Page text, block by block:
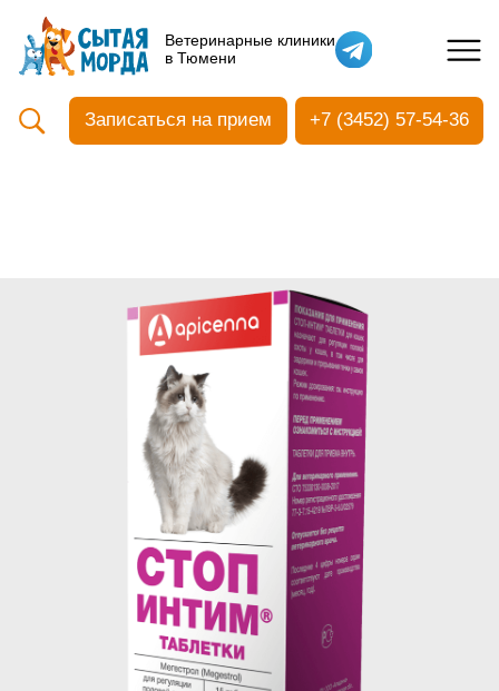
Ветеринарные клиники
в Тюмени
Кастрация собак
Вакцинация
Ультразвуковая чистка зубов
Общий анализ крови
Прием терапевтический
Прием хирургический
Прием дерматологический
Прием нефролого - урологический
Прием стоматологический
Прием эндокринологический